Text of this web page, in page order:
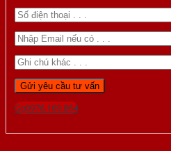
Gọi 0976.169.864